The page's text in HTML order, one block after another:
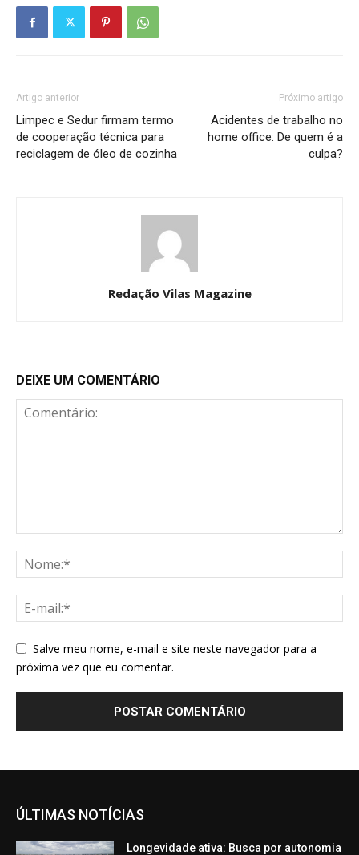
Artigo anterior
Limpec e Sedur firmam termo
de cooperação técnica para
reciclagem de óleo de cozinha
Próximo artigo
Acidentes de trabalho no
home office: De quem é a
culpa?
Redação Vilas Magazine
DEIXE UM COMENTÁRIO
Salve meu nome, e-mail e site neste navegador para a
próxima vez que eu comentar.
ÚLTIMAS NOTÍCIAS
Longevidade ativa: Busca por autonomia